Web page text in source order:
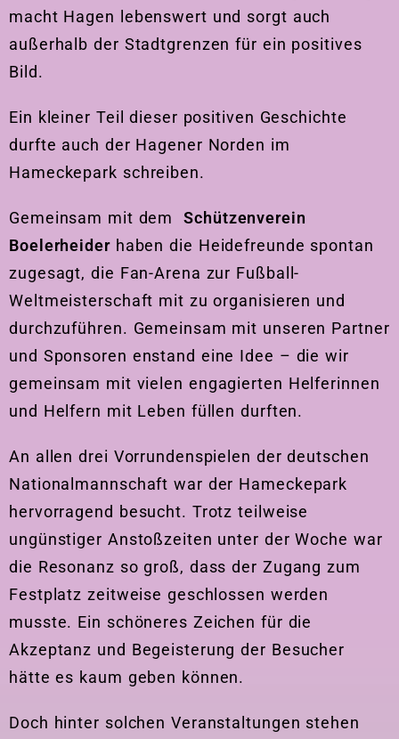
macht Hagen lebenswert und sorgt auch
außerhalb der Stadtgrenzen für ein positives
Bild.
Ein kleiner Teil dieser positiven Geschichte
durfte auch der Hagener Norden im
Hameckepark schreiben.
Gemeinsam mit dem
Schützenverein
Boelerheiderhaben die Heidefreunde spontan
zugesagt, die Fan-Arena zur Fußball-
Weltmeisterschaft mit zu organisieren und
durchzuführen. Gemeinsam mit unseren Partner
und Sponsoren enstand eine Idee – die wir
gemeinsam mit vielen engagierten Helferinnen
und Helfern mit Leben füllen durften.
An allen drei Vorrundenspielen der deutschen
Nationalmannschaft war der Hameckepark
hervorragend besucht. Trotz teilweise
ungünstiger Anstoßzeiten unter der Woche war
die Resonanz so groß, dass der Zugang zum
Festplatz zeitweise geschlossen werden
musste. Ein schöneres Zeichen für die
Akzeptanz und Begeisterung der Besucher
hätte es kaum geben können.
Doch hinter solchen Veranstaltungen stehen